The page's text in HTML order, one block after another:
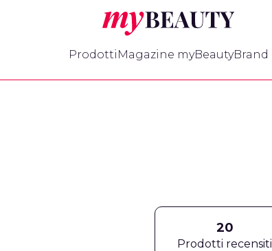
myBeauty
Prodotti Magazine myBeautyBrand
20
Prodotti recensiti